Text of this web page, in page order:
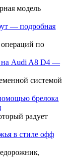
модель
— подробная
по
на Audi A8 D4 —
системой
брелока
радует
в стиле офф